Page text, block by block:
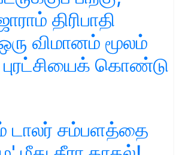
திரிபாதி
விமானம் மூலம்
புரட்சியைக் கொண்டு
டாலர் சம்பளத்தை